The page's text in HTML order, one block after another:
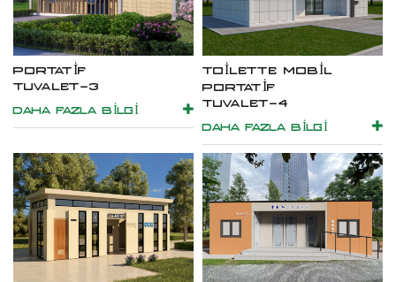
PORTATIF
TUVALET-3
DAHA FAZLA BILGI
TOILETTE MOBIL
PORTATIF
TUVALET-4
DAHA FAZLA BILGI